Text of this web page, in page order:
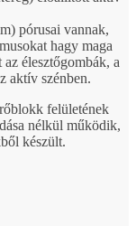
pórusai vannak,
hagy maga
élesztőgombák, a
aktív szénben.
felületének
nélkül működik,
készült.